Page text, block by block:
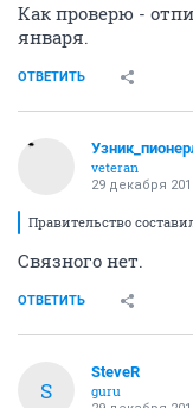
Как проверю -
января.
ОТВЕТИТЬ
veteran
29 декабря
Правительство
Связного нет.
ОТВЕТИТЬ
S
SteveR
guru